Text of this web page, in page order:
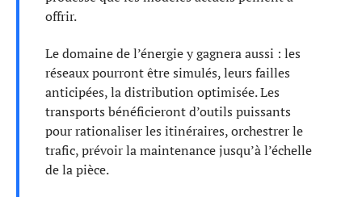
offrir.
Le domaine de l’énergie y gagnera aussi : les
réseaux pourront être simulés, leurs failles
anticipées, la distribution optimisée. Les
transports bénéficieront d’outils puissants
pour rationaliser les itinéraires, orchestrer le
trafic, prévoir la maintenance jusqu’à l’échelle
de la pièce.